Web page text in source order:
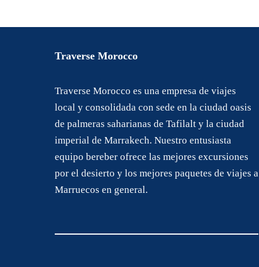
Traverse Morocco
Traverse Morocco es una empresa de viajes
local y consolidada con sede en la ciudad oasis
de palmeras saharianas de Tafilalt y la ciudad
imperial de Marrakech. Nuestro entusiasta
equipo bereber ofrece las mejores excursiones
por el desierto y los mejores paquetes de viajes a
Marruecos en general.